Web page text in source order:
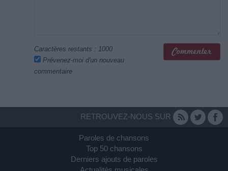
Caractères restants : 1000
Prévenez-moi d'un nouveau
commentaire
RETROUVEZ-NOUS SUR
Paroles de chansons
Top 50 chansons
Derniers ajouts de paroles